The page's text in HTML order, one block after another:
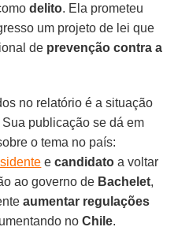
delito. Ela prometeu
um projeto de lei que
de prevenção contra a
no relatório é a situação
Sua publicação se dá em
o tema no país:
ecandidato a voltar
ao governo de Bachelet,
aumentar regulações
noChile.